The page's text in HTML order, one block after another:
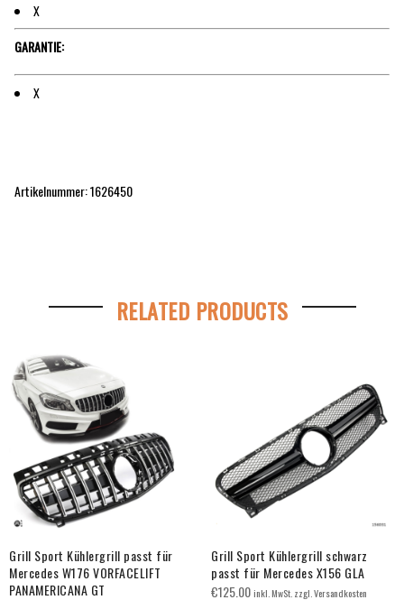
X
GARANTIE:
X
Artikelnummer: 1626450
RELATED PRODUCTS
Grill Sport Kühlergrill passt für
Mercedes W176 VORFACELIFT
PANAMERICANA GT
Grill Sport Kühlergrill schwarz
passt für Mercedes X156 GLA
€125.00inkl. MwSt. zzgl. Versandkosten